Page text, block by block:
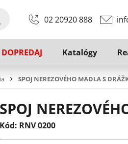
02 20920 888
DOPREDAJ Katalógy
SPOJ NEREZOVÉHO MADLA S
SPOJ
Kód: RNV 0200